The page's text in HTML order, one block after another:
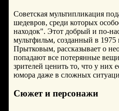
Советская мультипликация
шедевров, среди которых
находок". Этот добрый и по-
мультфильм, созданный в
Прытковым, рассказывает о
попадают все потерянные
зрителей ценить то, что у них
юмора даже в сложных
Сюжет и персонажи